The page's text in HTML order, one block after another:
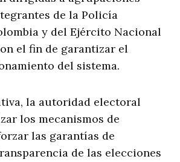
de la Policía
y del Ejército Nacional
el fin de garantizar el
del sistema.
la autoridad electoral
los mecanismos de
las garantías de
de las elecciones